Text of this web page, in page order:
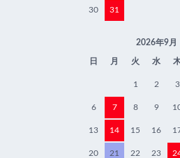
30 31
2026年9月
日 月 火 水
1 2 3
6 7 8 9
13 14 15 16
20 21 22 23